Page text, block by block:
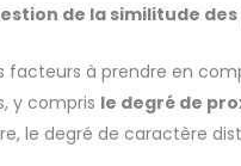
de la similitude
facteurs à prendre en
y compris le degré de
le degré de caractère